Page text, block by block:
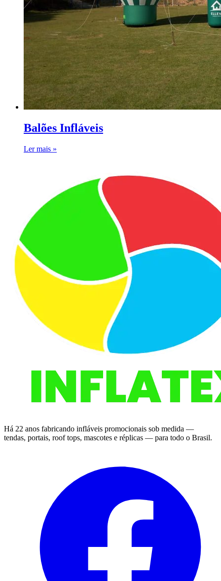
Balões Infláveis
Ler mais »
Há 22 anos fabricando infláveis promocionais sob medida —
tendas, portais, roof tops, mascotes e réplicas — para todo o Brasil.